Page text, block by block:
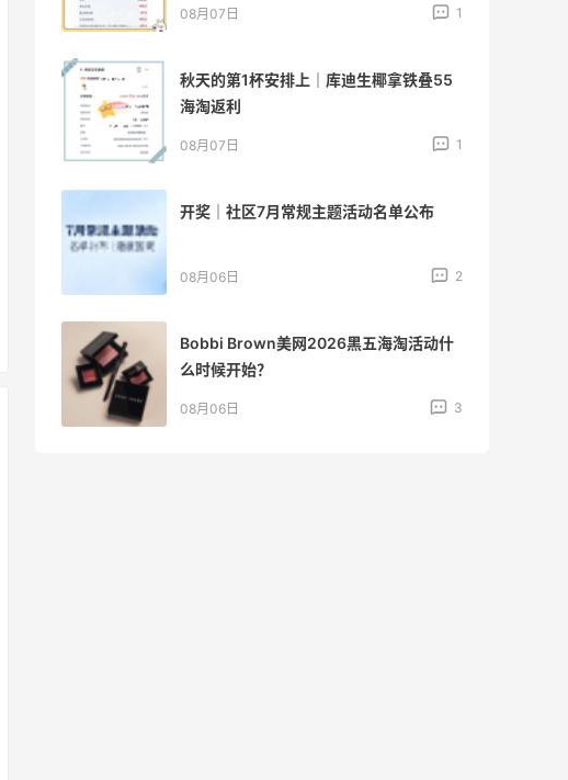
08月07日 1
秋天的第1杯安排上｜库迪生椰拿铁叠55
海淘返利
08月07日 1
开奖｜社区7月常规主题活动名单公布
08月06日 2
Bobbi Brown美网2026黑五海淘活动什
么时候开始？
08月06日 3